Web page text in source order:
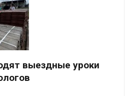
выездные уроки